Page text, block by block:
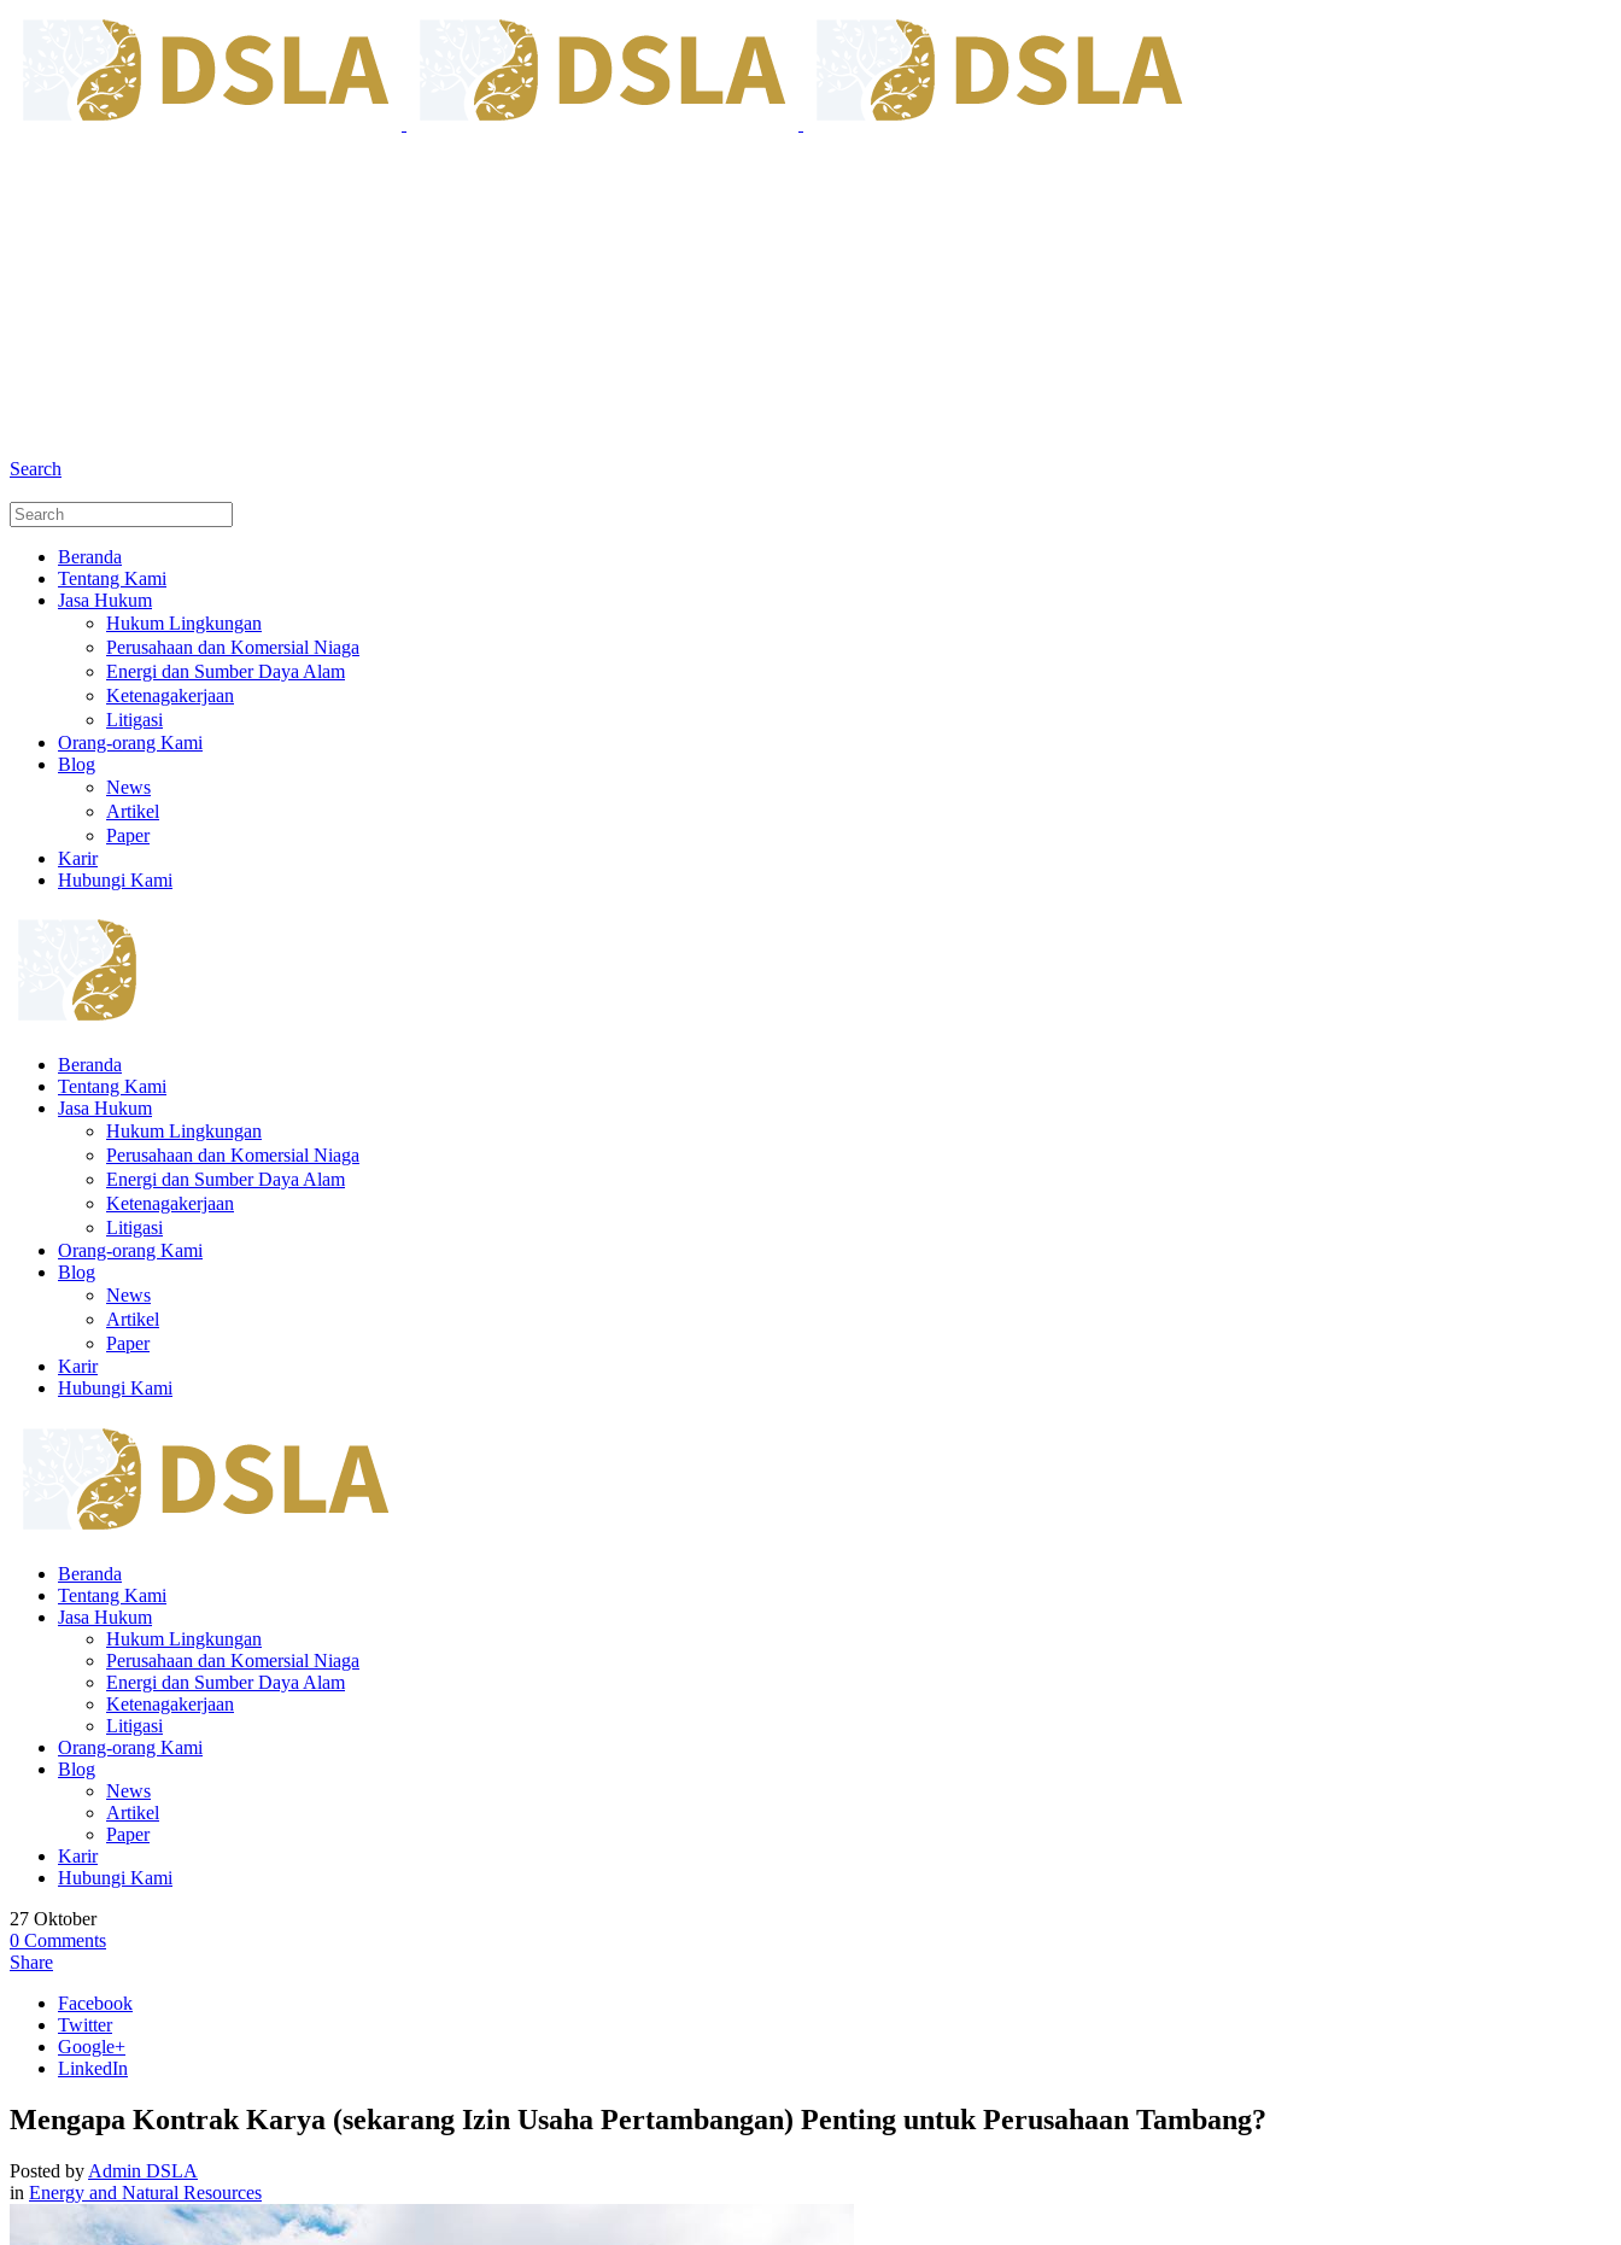
Search
Beranda
Tentang Kami
Jasa Hukum
Hukum Lingkungan
Perusahaan dan Komersial Niaga
Energi dan Sumber Daya Alam
Ketenagakerjaan
Litigasi
Orang-orang Kami
Blog
News
Artikel
Paper
Karir
Hubungi Kami
Beranda
Tentang Kami
Jasa Hukum
Hukum Lingkungan
Perusahaan dan Komersial Niaga
Energi dan Sumber Daya Alam
Ketenagakerjaan
Litigasi
Orang-orang Kami
Blog
News
Artikel
Paper
Karir
Hubungi Kami
Beranda
Tentang Kami
Jasa Hukum
Hukum Lingkungan
Perusahaan dan Komersial Niaga
Energi dan Sumber Daya Alam
Ketenagakerjaan
Litigasi
Orang-orang Kami
Blog
News
Artikel
Paper
Karir
Hubungi Kami
27 Oktober
0 Comments
Share
Facebook
Twitter
Google+
LinkedIn
Mengapa Kontrak Karya (sekarang Izin Usaha Pertambangan) Penting untuk Perusahaan Tambang?
Posted by Admin DSLA
in Energy and Natural Resources